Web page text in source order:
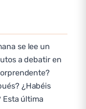
se lee un
a debatir en
¿Habéis
Esta última